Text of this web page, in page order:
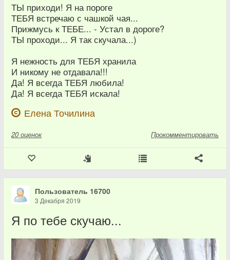
ТЫ приходи! Я на пороге
ТЕБЯ встречаю с чашкой чая...
Прижмусь к ТЕБЕ... - Устал в дороге?
ТЫ проходи... Я так скучала...)
Я нежность для ТЕБЯ хранила
И никому не отдавала!!!
Да! Я всегда ТЕБЯ любила!
Да! Я всегда ТЕБЯ искала!
Елена Точилина
20 оценок Прокомментировать
Пользователь 16700
3 Декабря 2019
Я по тебе скучаю...